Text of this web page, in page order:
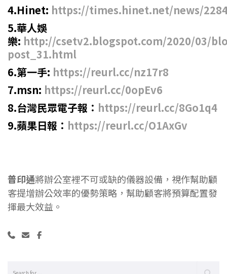
4.Hinet: https://times.hinet.net/news/
5.華人娛
樂: http://csetv2.blogspot.com/2020/03/
post_31.html
6.第一手: https://reurl.cc/nz17r8
7.msn: https://reurl.cc/0opEv6
8.台灣民眾電子報： https://reurl.cc/8Go1q4
9.蘋果日報： https://reurl.cc/O1AxGv
普印通將辦公室裡不可或缺的儀器設備，視作幫助顧
客提增辦公效率的優勢策略，幫助顧客將預算配置發
揮最大效益。